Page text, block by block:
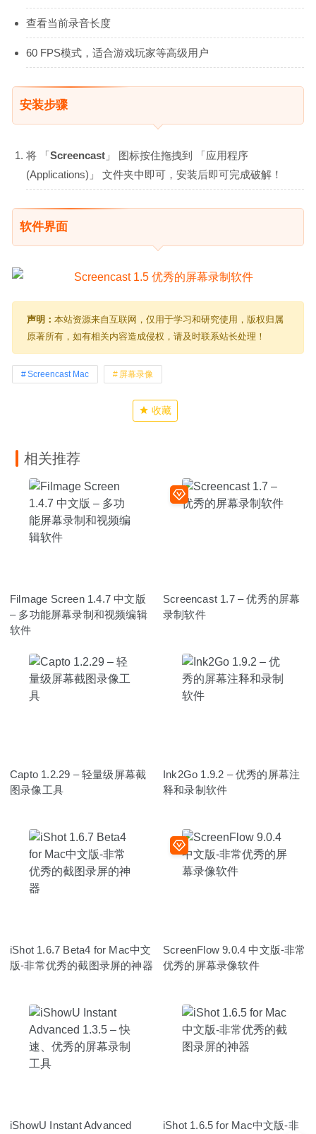
查看当前录音长度
60 FPS模式，适合游戏玩家等高级用户
安装步骤
将 「Screencast 」 图标按住拖拽到 「应用程序
(Applications)」 文件夹中即可，安装后即可完成破解！
软件界面
声明： 本站资源来自互联网，仅用于学习和研究使用，版权归属
原著所有，如有相关内容造成侵权，请及时联系站长处理！
Screencast Mac 屏幕录像
收藏
相关推荐
Filmage Screen 1.4.7 中文版
– 多功能屏幕录制和视频编辑
软件
Screencast 1.7 – 优秀的屏幕
录制软件
Capto 1.2.29 – 轻量级屏幕截
图录像工具
Ink2Go 1.9.2 – 优秀的屏幕注
释和录制软件
iShot 1.6.7 Beta4 for Mac中文
版-非常优秀的截图录屏的神器
ScreenFlow 9.0.4 中文版-非常
优秀的屏幕录像软件
iShowU Instant Advanced iShot 1.6.5 for Mac中文版-非